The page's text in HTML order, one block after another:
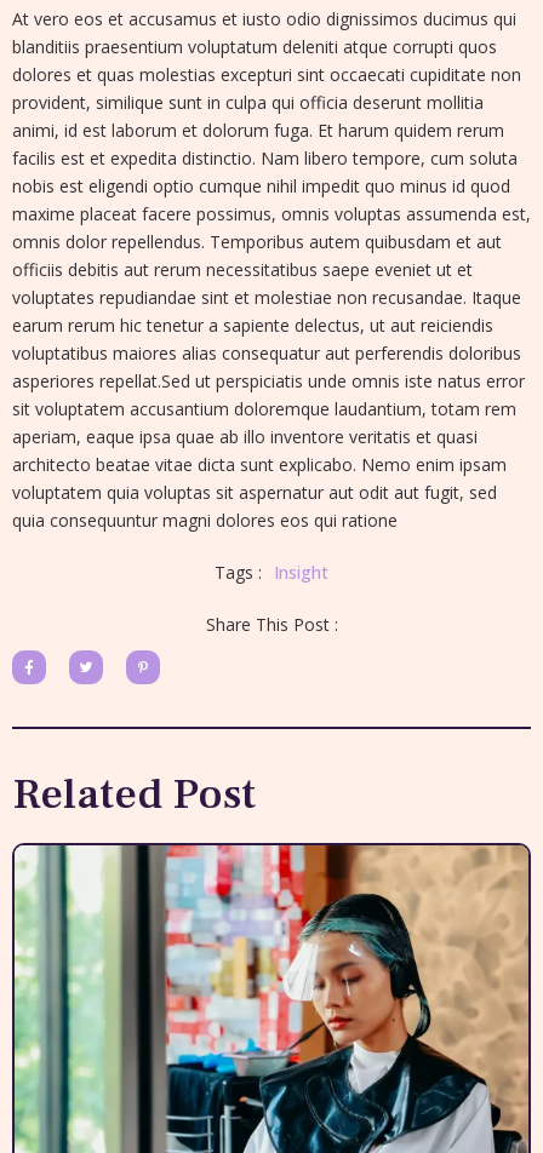
At vero eos et accusamus et iusto odio dignissimos ducimus qui
blanditiis praesentium voluptatum deleniti atque corrupti quos
dolores et quas molestias excepturi sint occaecati cupiditate non
provident, similique sunt in culpa qui officia deserunt mollitia
animi, id est laborum et dolorum fuga. Et harum quidem rerum
facilis est et expedita distinctio. Nam libero tempore, cum soluta
nobis est eligendi optio cumque nihil impedit quo minus id quod
maxime placeat facere possimus, omnis voluptas assumenda est,
omnis dolor repellendus. Temporibus autem quibusdam et aut
officiis debitis aut rerum necessitatibus saepe eveniet ut et
voluptates repudiandae sint et molestiae non recusandae. Itaque
earum rerum hic tenetur a sapiente delectus, ut aut reiciendis
voluptatibus maiores alias consequatur aut perferendis doloribus
asperiores repellat.Sed ut perspiciatis unde omnis iste natus error
sit voluptatem accusantium doloremque laudantium, totam rem
aperiam, eaque ipsa quae ab illo inventore veritatis et quasi
architecto beatae vitae dicta sunt explicabo. Nemo enim ipsam
voluptatem quia voluptas sit aspernatur aut odit aut fugit, sed
quia consequuntur magni dolores eos qui ratione
Tags : Insight
Share This Post :
Related Post